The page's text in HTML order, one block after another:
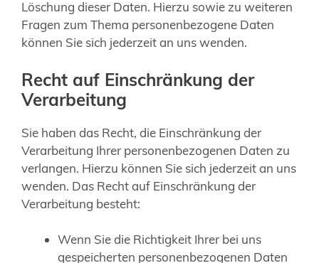
Löschung dieser Daten. Hierzu sowie zu weiteren
Fragen zum Thema personenbezogene Daten
können Sie sich jederzeit an uns wenden.
Recht auf Einschränkung der
Verarbeitung
Sie haben das Recht, die Einschränkung der
Verarbeitung Ihrer personenbezogenen Daten zu
verlangen. Hierzu können Sie sich jederzeit an uns
wenden. Das Recht auf Einschränkung der
Verarbeitung besteht:
Wenn Sie die Richtigkeit Ihrer bei uns
gespeicherten personenbezogenen Daten